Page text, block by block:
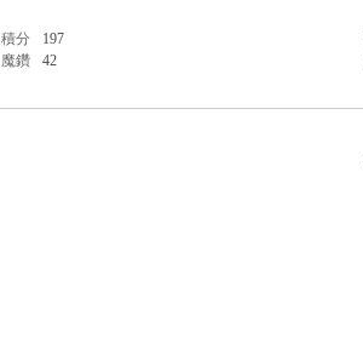
積分 197
魔鑽 42